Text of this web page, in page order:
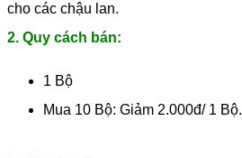
cho các chậu lan.
2. Quy cách bán:
1 Bộ
Mua 10 Bộ: Giảm 2.000đ/ 1 Bộ.